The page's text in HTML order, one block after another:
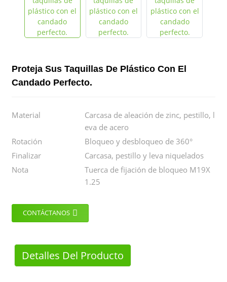
Proteja Sus Taquillas De Plástico Con El
Candado Perfecto.
Material
Carcasa de aleación de zinc, pestillo, l
eva de acero
Rotación
Bloqueo y desbloqueo de 360°
Finalizar
Carcasa, pestillo y leva niquelados
Nota
Tuerca de fijación de bloqueo M19X
1.25
CONTÁCTANOS
Detalles Del Producto